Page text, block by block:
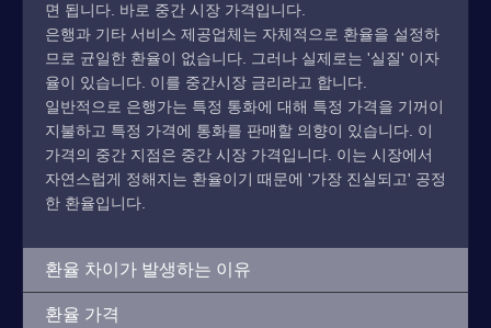
면 됩니다. 바로 중간 시장 가격입니다.
은행과 기타 서비스 제공업체는 자체적으로 환율을 설정하
므로 균일한 환율이 없습니다. 그러나 실제로는 '실질' 이자
율이 있습니다. 이를 중간시장 금리라고 합니다.
일반적으로 은행가는 특정 통화에 대해 특정 가격을 기꺼이
지불하고 특정 가격에 통화를 판매할 의향이 있습니다. 이
가격의 중간 지점은 중간 시장 가격입니다. 이는 시장에서
자연스럽게 정해지는 환율이기 때문에 '가장 진실되고' 공정
한 환율입니다.
환율 차이가 발생하는 이유
환율 가격